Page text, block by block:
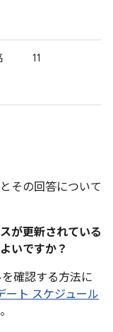
11
その回答について
が更新されている
いですか？
確認する方法に
ート スケジュール